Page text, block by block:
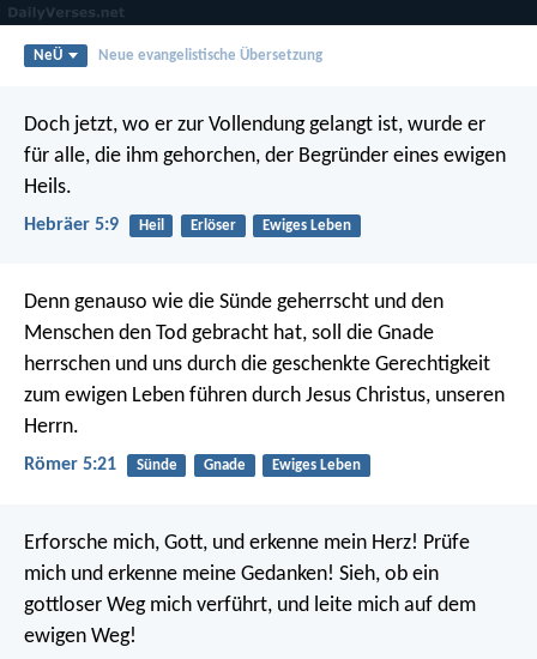
NeÜ Neue evangelistische Übersetzung
Doch jetzt, wo er zur Vollendung gelangt ist, wurde er
für alle, die ihm gehorchen, der Begründer eines ewigen
Heils.
Hebräer 5:9 Heil Erlöser Ewiges Leben
Denn genauso wie die Sünde geherrscht und den
Menschen den Tod gebracht hat, soll die Gnade
herrschen und uns durch die geschenkte Gerechtigkeit
zum ewigen Leben führen durch Jesus Christus, unseren
Herrn.
Römer 5:21 Sünde Gnade Ewiges Leben
Erforsche mich, Gott, und erkenne mein Herz! Prüfe
mich und erkenne meine Gedanken! Sieh, ob ein
gottloser Weg mich verführt, und leite mich auf dem
ewigen Weg!